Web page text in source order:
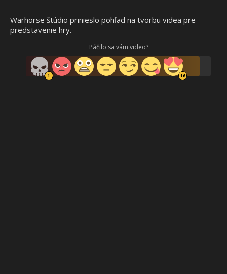
Warhorse štúdio prinieslo pohľad na tvorbu videa pre
predstavenie hry.
Páčilo sa vám video?